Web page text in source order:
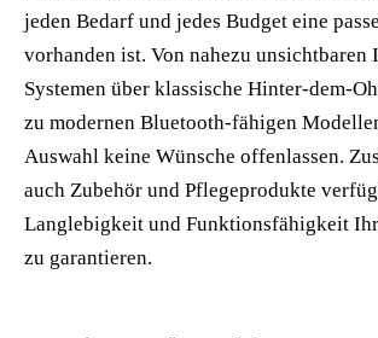
jeden Bedarf und jedes Budget eine
vorhanden ist. Von nahezu unsichtbaren
Systemen über klassische Hinter-dem-
zu modernen Bluetooth-fähigen
Auswahl keine Wünsche offenlassen.
auch Zubehör und Pflegeprodukte
Langlebigkeit und Funktionsfähigkeit
zu garantieren.